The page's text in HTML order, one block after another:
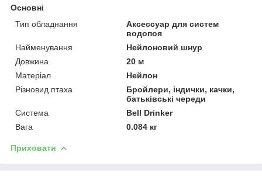
Основні
Тип обладнання
Аксессуар для систем
водопоя
Найменування
Нейлоновий шнур
Довжина
20 м
Матеріал
Нейлон
Різновид птаха
Бройлери, індички, качки,
батьківські череди
Система
Bell Drinker
Вага
0.084 кг
Приховати